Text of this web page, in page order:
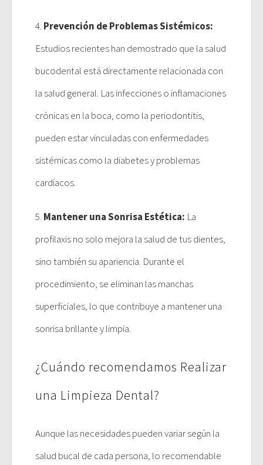
4. Prevención de Problemas Sistémicos:
Estudios recientes han demostrado que la salud
bucodental está directamente relacionada con
la salud general. Las infecciones o inflamaciones
crónicas en la boca, como la periodontitis,
pueden estar vinculadas con enfermedades
sistémicas como la diabetes y problemas
cardíacos.
5. Mantener una Sonrisa Estética: La
profilaxis no solo mejora la salud de tus dientes,
sino también su apariencia. Durante el
procedimiento, se eliminan las manchas
superficiales, lo que contribuye a mantener una
sonrisa brillante y limpia.
¿Cuándo recomendamos Realizar
una Limpieza Dental?
Aunque las necesidades pueden variar según la
salud bucal de cada persona, lo recomendable